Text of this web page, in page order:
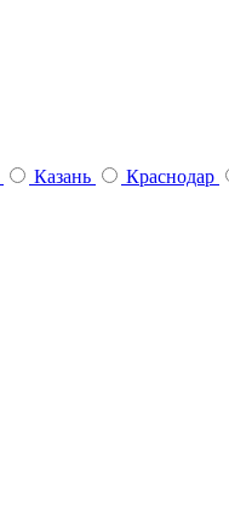
Казань Краснодар